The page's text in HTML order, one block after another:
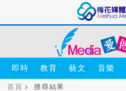
即時 教育 藝文 音樂
首頁 搜尋結果